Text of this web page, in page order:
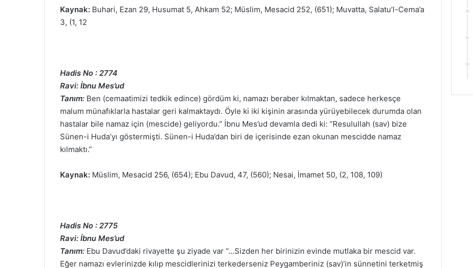
Kaynak: Buhari, Ezan 29, Husumat 5, Ahkam 52; Müslim, Mesacid 252, (651); Muvatta, Salatu’l-Cema’a
3, (1, 12
Hadis No : 2774
Ravi: İbnu Mes’ud
Tanım: Ben (cemaatimizi tedkik edince) gördüm ki, namazı beraber kılmaktan, sadece herkesçe
malum münafıklarla hastalar geri kalmaktaydı. Öyle ki iki kişinin arasında yürüyebilecek durumda olan
hastalar bile namaz için (mescide) geliyordu.” İbnu Mes’ud devamla dedi ki: “Resulullah (sav) bize
Sünen-i Huda’yı göstermişti. Sünen-i Huda’dan biri de içerisinde ezan okunan mescidde namaz
kılmaktı.”
Kaynak: Müslim, Mesacid 256, (654); Ebu Davud, 47, (560); Nesai, İmamet 50, (2, 108, 109)
Hadis No : 2775
Ravi: İbnu Mes’ud
Tanım: Ebu Davud’daki rivayette şu ziyade var “…Sizden her birinizin evinde mutlaka bir mescid var.
Eğer namazı evlerinizde kılıp mescidlerinizi terkederseniz Peygamberiniz (sav)’in sünnetini terketmiş